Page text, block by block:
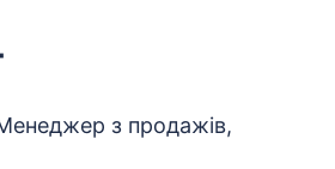
з продажів,